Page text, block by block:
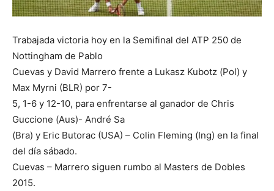
Trabajada victoria hoy en la Semifinal del ATP 250 de
Nottingham de Pablo
Cuevas y David Marrero frente a Lukasz Kubotz (Pol) y
Max Myrni (BLR) por 7-
5, 1-6 y 12-10, para enfrentarse al ganador de Chris
Guccione (Aus)- André Sa
(Bra) y Eric Butorac (USA) – Colin Fleming (Ing) en la final
del día sábado.
Cuevas – Marrero siguen rumbo al Masters de Dobles
2015.